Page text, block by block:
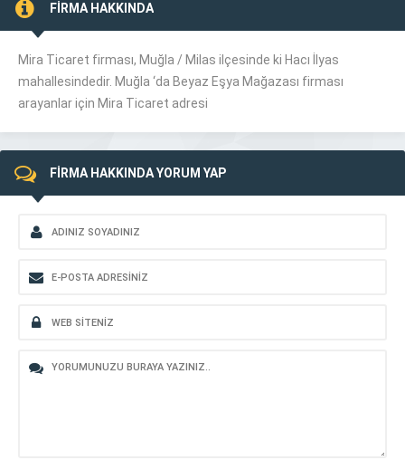
FİRMA HAKKINDA
Mira Ticaret firması, Muğla / Milas ilçesinde ki Hacı İlyas
mahallesindedir. Muğla ‘da Beyaz Eşya Mağazası firması
arayanlar için Mira Ticaret adresi
FİRMA HAKKINDA YORUM YAP